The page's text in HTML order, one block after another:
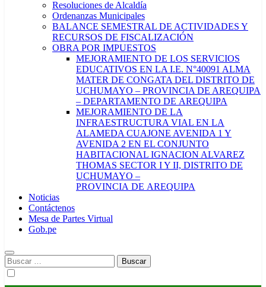
Resoluciones de Alcaldía
Ordenanzas Municipales
BALANCE SEMESTRAL DE ACTIVIDADES Y
RECURSOS DE FISCALIZACIÓN
OBRA POR IMPUESTOS
MEJORAMIENTO DE LOS SERVICIOS
EDUCATIVOS EN LA I.E. N°40091 ALMA
MATER DE CONGATA DEL DISTRITO DE
UCHUMAYO – PROVINCIA DE AREQUIPA
– DEPARTAMENTO DE AREQUIPA
MEJORAMIENTO DE LA
INFRAESTRUCTURA VIAL EN LA
ALAMEDA CUAJONE AVENIDA 1 Y
AVENIDA 2 EN EL CONJUNTO
HABITACIONAL IGNACION ALVAREZ
THOMAS SECTOR I Y II, DISTRITO DE
UCHUMAYO –
PROVINCIA DE AREQUIPA
Noticias
Contáctenos
Mesa de Partes Virtual
Gob.pe
Buscar: